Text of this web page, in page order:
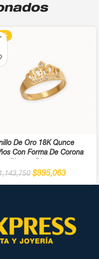
De Oro 18K Qunce
Con Forma De Corona
$995,063